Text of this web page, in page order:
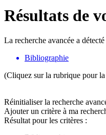
Résultats de
La recherche avancée a
Bibliographie
(Cliquez sur la rubrique pour
Réinitialiser la recherche
Ajouter un critère à ma
Résultat pour les critères :